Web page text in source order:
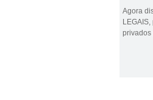
Agora
privados